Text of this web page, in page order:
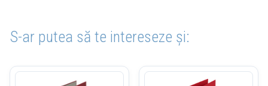
S-ar putea să te intereseze și: